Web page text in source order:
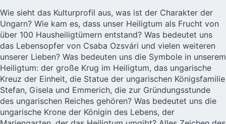
Wie sieht das Kulturprofil aus, was ist der Charakter der
Ungarn? Wie kam es, dass unser Heiligtum als Frucht von
über 100 Hausheiligtümern entstand? Was bedeutet uns
das Lebensopfer von Csaba Ozsvári und vielen weiteren
unserer Lieben? Was bedeuten uns die Symbole in unserem
Heiligtum: der große Krug im Heiligtum, das ungarische
Kreuz der Einheit, die Statue der ungarischen Königsfamilie
Stefan, Gisela und Emmerich, die zur Gründungsstunde
des ungarischen Reiches gehören? Was bedeutet uns die
ungarische Krone der Königin des Lebens, der